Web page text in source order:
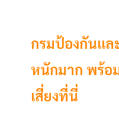
กรมป้องกันแล
หนักมาก พร้อ
เสี่ยงที่นี่